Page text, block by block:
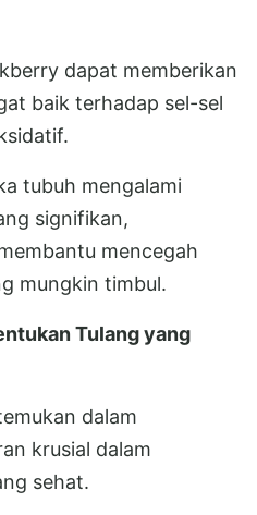
dapat memberikan
baik terhadap sel-sel
tubuh mengalami
signifikan,
mencegah
mungkin timbul.
Tulang yang
dalam
krusial dalam
sehat.